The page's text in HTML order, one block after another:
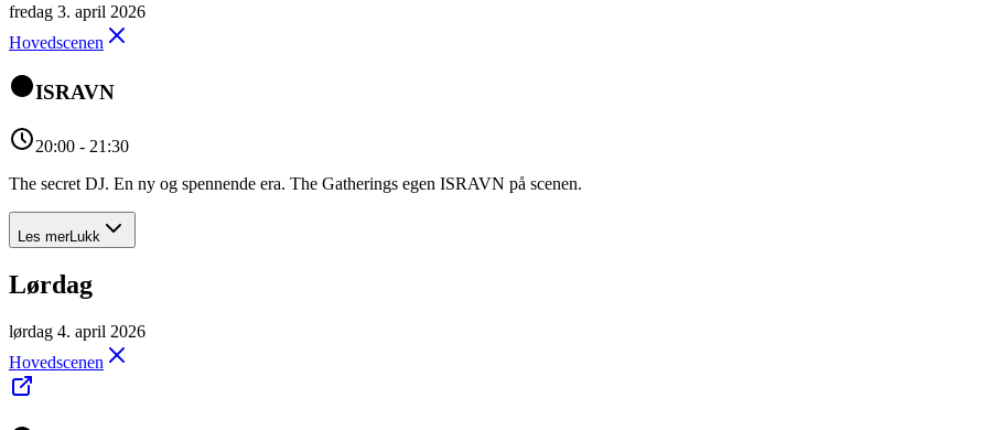
fredag 3. april 2026
Hovedscenen
ISRAVN
20:00 - 21:30
The secret DJ. En ny og spennende era. The Gatherings egen ISRAVN på scenen.
Les merLukk
Lørdag
lørdag 4. april 2026
Hovedscenen